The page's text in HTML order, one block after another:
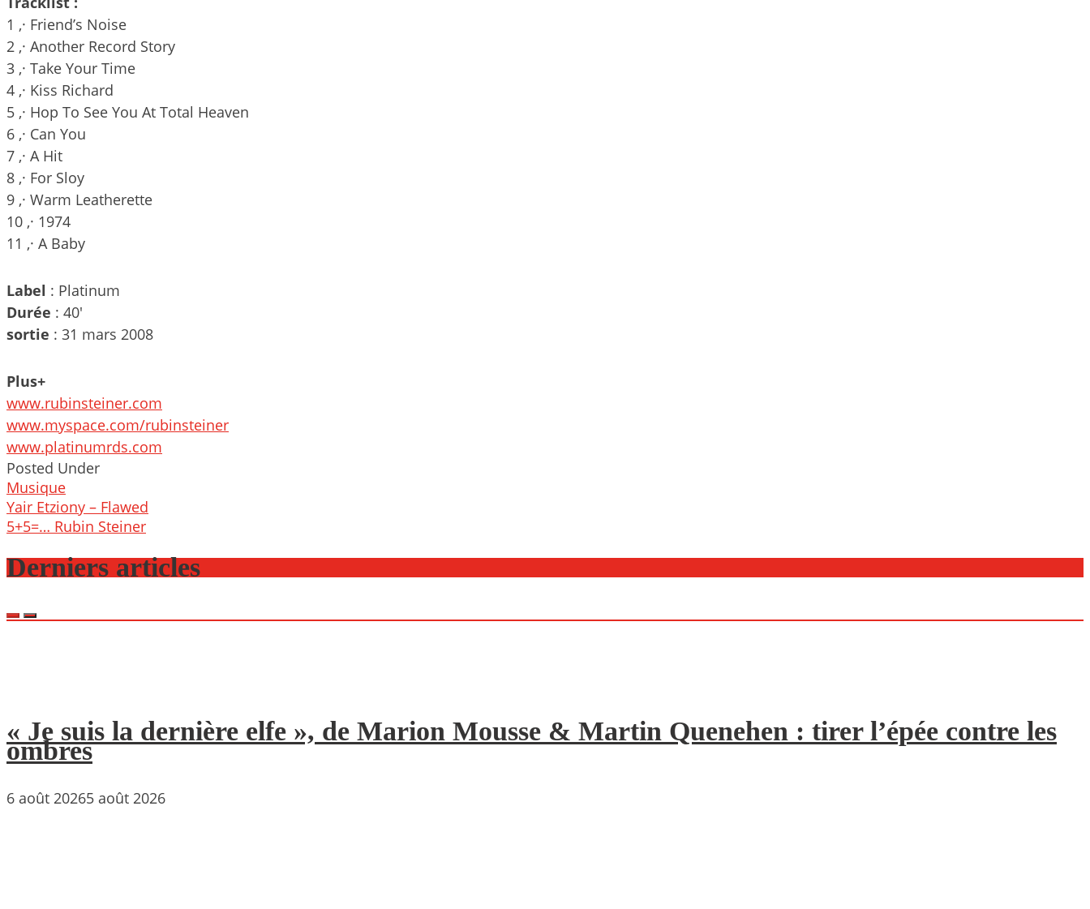
1 ,· Friend’s Noise
2 ,· Another Record Story
3 ,· Take Your Time
4 ,· Kiss Richard
5 ,· Hop To See You At Total Heaven
6 ,· Can You
7 ,· A Hit
8 ,· For Sloy
9 ,· Warm Leatherette
10 ,· 1974
11 ,· A Baby
Label : Platinum
Durée : 40′
sortie : 31 mars 2008
Plus+
www.rubinsteiner.com
www.myspace.com/rubinsteiner
www.platinumrds.com
Posted Under
Musique
Post
navigation
Yair Etziony – Flawed
5+5=… Rubin Steiner
Derniers articles
« Je suis la dernière elfe », de Marion Mousse & Martin Quenehen : tirer l’épée contre les
ombres
6 août 20265 août 2026